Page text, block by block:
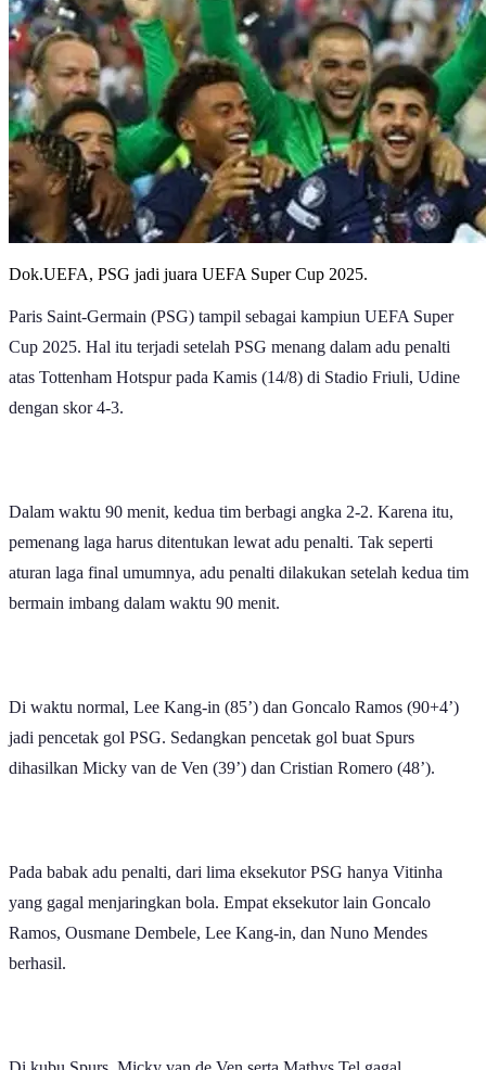
Dok.UEFA, PSG jadi juara UEFA Super Cup 2025.
Paris Saint-Germain (PSG) tampil sebagai kampiun UEFA Super
Cup 2025. Hal itu terjadi setelah PSG menang dalam adu penalti
atas Tottenham Hotspur pada Kamis (14/8) di Stadio Friuli, Udine
dengan skor 4-3.
Dalam waktu 90 menit, kedua tim berbagi angka 2-2. Karena itu,
pemenang laga harus ditentukan lewat adu penalti. Tak seperti
aturan laga final umumnya, adu penalti dilakukan setelah kedua tim
bermain imbang dalam waktu 90 menit.
Di waktu normal, Lee Kang-in (85’) dan Goncalo Ramos (90+4’)
jadi pencetak gol PSG. Sedangkan pencetak gol buat Spurs
dihasilkan Micky van de Ven (39’) dan Cristian Romero (48’).
Pada babak adu penalti, dari lima eksekutor PSG hanya Vitinha
yang gagal menjaringkan bola. Empat eksekutor lain Goncalo
Ramos, Ousmane Dembele, Lee Kang-in, dan Nuno Mendes
berhasil.